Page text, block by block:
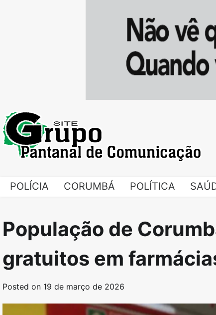
POLÍCIA CORUMBÁ POLÍTICA
População de
gratuitos em
Posted on 19 de março de 2026